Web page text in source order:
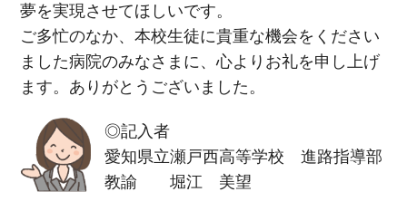
夢を実現させてほしいです。
ご多忙のなか、本校生徒に貴重な機会をください
ました病院のみなさまに、心よりお礼を申し上げ
ます。ありがとうございました。
◎記入者
愛知県立瀬戸西高等学校 進路指導部
教諭 堀江 美望